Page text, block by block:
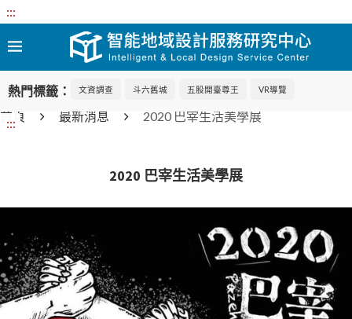
:::
熱門標籤： 文資調查 斗六舊城 五股開臺尊王 VR導覽
:::
首頁 最新消息 2020 巴宰生活美學展
2020 巴宰生活美學展